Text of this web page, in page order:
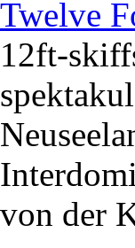
Twelve
12ft-
von der